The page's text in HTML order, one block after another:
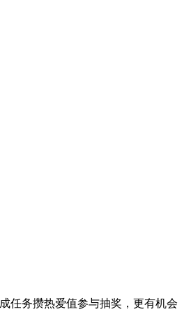
任务攒热爱值参与抽奖，更有机会